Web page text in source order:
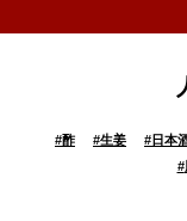
#酢 #生姜 #日本
#